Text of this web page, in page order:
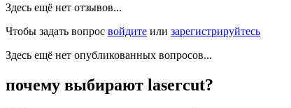
Здесь ещё нет отзывов...
Чтобы задать вопрос войдите или зарегистрируйтесь
Здесь ещё нет опубликованных вопросов...
почему выбирают lasercut?